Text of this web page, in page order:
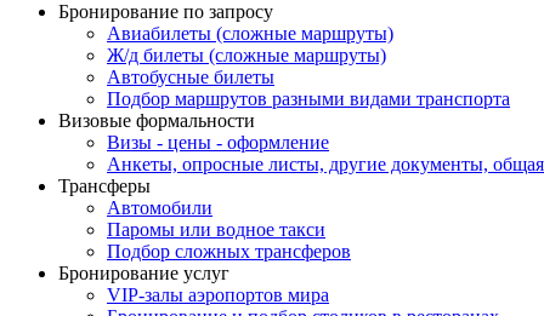
Бронирование по запросу
Авиабилеты (сложные маршруты)
Ж/д билеты (сложные маршруты)
Автобусные билеты
Подбор маршрутов разными видами транспорта
Визовые формальности
Визы - цены - оформление
Анкеты, опросные листы, другие документы,
Трансферы
Автомобили
Паромы или водное такси
Подбор сложных трансферов
Бронирование услуг
VIP-залы аэропортов мира